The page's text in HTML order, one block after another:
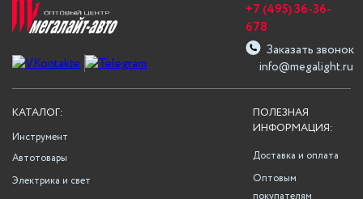
info@megalight.ru
+7 (495) 36-36-
678
Заказать звонок
ПОЛЕЗНАЯ
ИНФОРМАЦИЯ:
Доставка и оплата
Оптовым
КАТАЛОГ:
Инструмент
Автотовары
Электрика и свет